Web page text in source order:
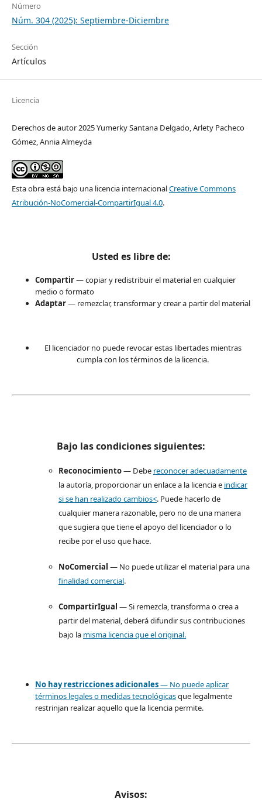
Número
Núm. 304 (2025): Septiembre-Diciembre
Sección
Artículos
Licencia
Derechos de autor 2025 Yumerky Santana Delgado, Arlety Pacheco
Gómez, Annia Almeyda
Esta obra está bajo una licencia internacionalCreative Commons
Atribución-NoComercial-CompartirIgual 4.0.
Usted es libre de:
Compartir— copiar y redistribuir el material en cualquier
medio o formato
Adaptar— remezclar, transformar y crear a partir del material
El licenciador no puede revocar estas libertades mientras
cumpla con los términos de la licencia.
Bajo las condiciones siguientes:
Reconocimiento— Debe reconocer adecuadamente
la autoría, proporcionar un enlace a la licencia e indicar
si se han realizado cambios<. Puede hacerlo de
cualquier manera razonable, pero no de una manera
que sugiera que tiene el apoyo del licenciador o lo
recibe por el uso que hace.
NoComercial — No puede utilizar el material para una
finalidad comercial.
CompartirIgual — Si remezcla, transforma o crea a
partir del material, deberá difundir sus contribuciones
bajo la misma licencia que el original.
No hay restricciones adicionales— No puede aplicar
términos legales o medidas tecnológicasque legalmente
restrinjan realizar aquello que la licencia permite.
Avisos: